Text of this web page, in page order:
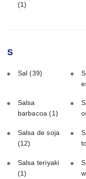
(1)
S
Sal(39)
Salsa
barbacoa(1)
Salsa de soja
(12)
Salsa teriyaki
(1)